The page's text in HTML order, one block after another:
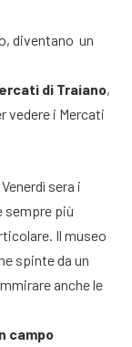
diventano un
di Traiano,
vedere i Mercati
sera i
sempre più
Il museo
spinte da un
anche le
campo